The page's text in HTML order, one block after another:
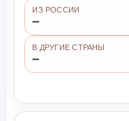
ИЗ РОССИИ
➖
В ДРУГИЕ СТРАНЫ
➖